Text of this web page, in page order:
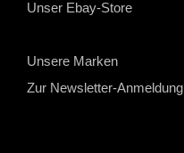
Unser Ebay-Store
Unsere Marken
Zur Newsletter-Anmeldung